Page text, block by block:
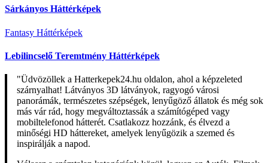
Sárkányos Háttérképek
Fantasy Háttérképek
Lebilincselő Teremtmény Háttérképek
"Üdvözöllek a Hatterkepek24.hu oldalon, ahol a képzeleted
szárnyalhat! Látványos 3D látványok, ragyogó városi
panorámák, természetes szépségek, lenyűgöző állatok és még sok
más vár rád, hogy megváltoztassák a számítógéped vagy
mobiltelefonod hátterét. Csatlakozz hozzánk, és élvezd a
minőségi HD háttereket, amelyek lenyűgözik a szemed és
inspirálják a napod.